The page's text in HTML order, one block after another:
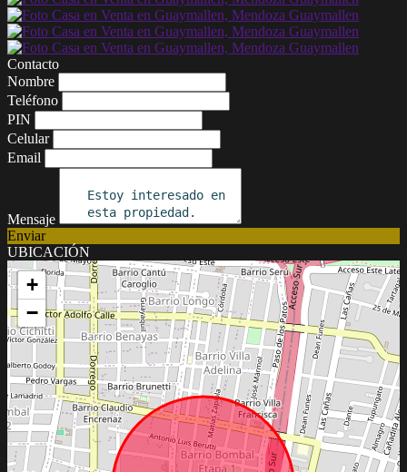
Contacto
Nombre
Teléfono
PIN
Celular
Email
Mensaje
Enviar
UBICACIÓN
+
−